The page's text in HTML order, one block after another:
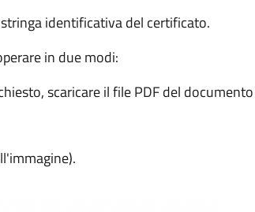
identificativa del certificato.
in due modi:
scaricare il file PDF del documento